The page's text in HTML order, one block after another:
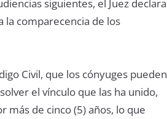
siguientes, el Juez
la comparecencia de los
Civil, que los cónyuges pueden
el vínculo que las ha unido,
más de cinco (5) años, lo que